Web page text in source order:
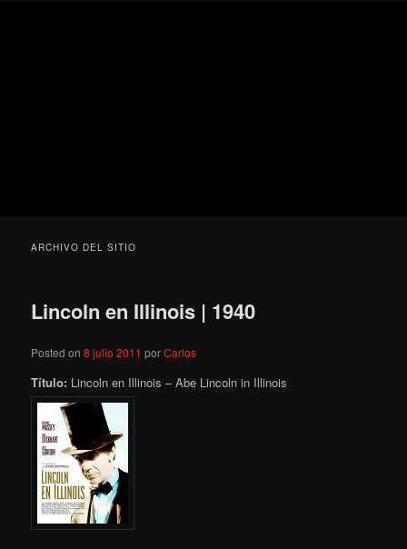
ARCHIVO DEL SITIO
Lincoln en Illinois | 1940
Posted on8 julio 2011 porCarlos
Título: Lincoln en Illinois – Abe Lincoln in Illinois